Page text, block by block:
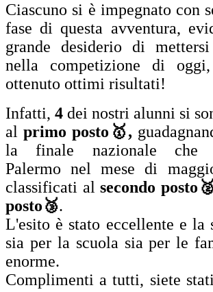
Ciascuno si è impegnato con
fase di questa avventura,
grande desiderio di
nella competizione di
ottenuto ottimi risultati!
Infatti, 4 dei nostri alunni si
al primo posto🥇,
la finale nazionale
Palermo nel mese di
classificati alsecondo posto🥈
posto🥉.
L'esito è stato eccellente e la
sia per la scuola sia per le
enorme.
Complimenti a tutti, siete